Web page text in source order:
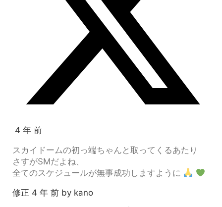
4 年 前
スカイドームの初っ端ちゃんと取ってくるあたり
さすがSMだよね、
全てのスケジュールが無事成功しますように
修正 4 年 前 by kano